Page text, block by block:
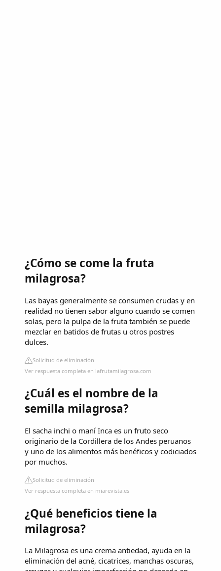
¿Cómo se come la fruta
milagrosa?
Las bayas generalmente se consumen crudas y en
realidad no tienen sabor alguno cuando se comen
solas, pero la pulpa de la fruta también se puede
mezclar en batidos de frutas u otros postres
dulces.
Solicitud de eliminación
Ver respuesta completa en lafrutamilagrosa.com
¿Cuál es el nombre de la
semilla milagrosa?
El sacha inchi o maní Inca es un fruto seco
originario de la Cordillera de los Andes peruanos
y uno de los alimentos más benéficos y codiciados
por muchos.
Solicitud de eliminación
Ver respuesta completa en miarevista.es
¿Qué beneficios tiene la
milagrosa?
La Milagrosa es una crema antiedad, ayuda en la
eliminación del acné, cicatrices, manchas oscuras,